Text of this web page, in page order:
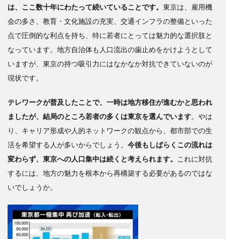
材を
育て
る
は、 ここ数十年にわたって続いていることです。 東京は、雇用機
会の多さ、教育・文化施設の充実、交通インフラの整備といった
点で圧倒的な利点を持ち、特に若者にとっては魅力的な選択肢と
なっています。地方自治体も人口流出の歯止めをかけようとして
いますが、東京の持つ吸引力にはなかなか対抗できていないのが
現状です。
テレワークが普及したことで、一時は地方移住が進むかと思われ
ましたが、結局のところ若者の多くは東京を選んでいます。やは
り、キャリア形成や人的ネットワークの観点から、都市部での生
活を希望する人が多いからでしょう。 今後もしばらくこの流れは
変わらず、東京への人口集中は続くと考えられます。
これに対抗
するには、地方の魅力を根本から再構築する必要があるのではな
いでしょうか。